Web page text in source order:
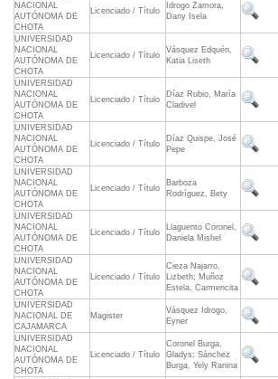
NACIONAL
AUTÓNOMA DE
CHOTA
Licenciado / Título
Idrogo Zamora,
Dany Isela
UNIVERSIDAD
NACIONAL
AUTÓNOMA DE
CHOTA
Licenciado / Título
Vásquez Edquén,
Katia Liseth
UNIVERSIDAD
NACIONAL
AUTÓNOMA DE
CHOTA
Licenciado / Título
Díaz Rubio, María
Cladivel
UNIVERSIDAD
NACIONAL
AUTÓNOMA DE
CHOTA
Licenciado / Título
Díaz Quispe, José
Pepe
UNIVERSIDAD
NACIONAL
AUTÓNOMA DE
CHOTA
Licenciado / Título
Barboza
Rodríguez, Bety
UNIVERSIDAD
NACIONAL
AUTÓNOMA DE
CHOTA
Licenciado / Título
Llaguento Coronel,
Daniela Mishel
UNIVERSIDAD
NACIONAL
AUTÓNOMA DE
CHOTA
Licenciado / Título
Cieza Najarro,
Lizbeth; Muñoz
Estela, Carmencita
UNIVERSIDAD
NACIONAL DE
CAJAMARCA
Magister
Vásquez Idrogo,
Eyner
UNIVERSIDAD
NACIONAL
AUTÓNOMA DE
CHOTA
Licenciado / Título
Coronel Burga,
Gladys; Sánchez
Burga, Yely Ranina